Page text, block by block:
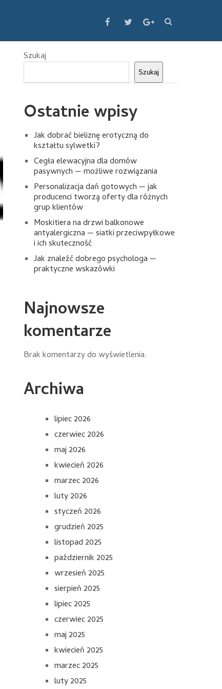
Szukaj
Szukaj
Ostatnie wpisy
Jak dobrać bieliznę erotyczną do
kształtu sylwetki?
Cegła elewacyjna dla domów
pasywnych — możliwe rozwiązania
Personalizacja dań gotowych — jak
producenci tworzą oferty dla różnych
grup klientów
Moskitiera na drzwi balkonowe
antyalergiczna — siatki przeciwpyłkowe
i ich skuteczność
Jak znaleźć dobrego psychologa —
praktyczne wskazówki
Najnowsze
komentarze
Brak komentarzy do wyświetlenia.
Archiwa
lipiec 2026
czerwiec 2026
maj 2026
kwiecień 2026
marzec 2026
luty 2026
styczeń 2026
grudzień 2025
listopad 2025
październik 2025
wrzesień 2025
sierpień 2025
lipiec 2025
czerwiec 2025
maj 2025
kwiecień 2025
marzec 2025
luty 2025